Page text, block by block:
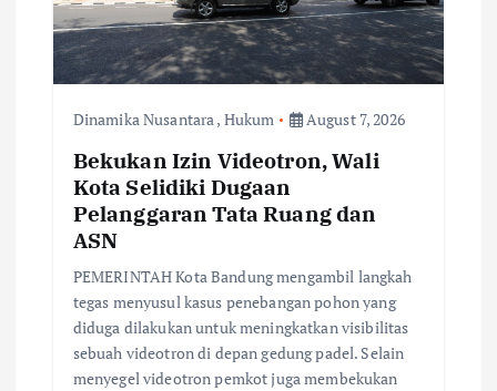
Dinamika Nusantara, Hukum August 7, 2026
Bekukan Izin Videotron, Wali
Kota Selidiki Dugaan
Pelanggaran Tata Ruang dan
ASN
PEMERINTAH Kota Bandung mengambil langkah
tegas menyusul kasus penebangan pohon yang
diduga dilakukan untuk meningkatkan visibilitas
sebuah videotron di depan gedung padel. Selain
menyegel videotron pemkot juga membekukan